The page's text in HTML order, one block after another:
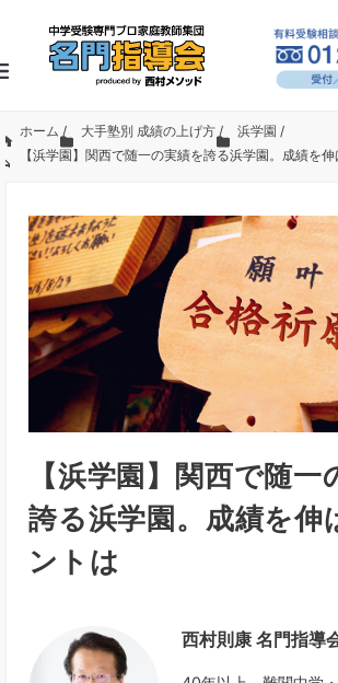
ホーム / 大手塾別 成績の上げ方 / 浜学園 /
【浜学園】関西で随一の実績を誇る浜学園。成績を
【浜学園】関西で随一
誇る浜学園。成績を伸
ントは
西村則康 名門指導